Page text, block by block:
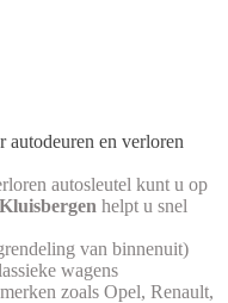
en verloren
autosleutel kunt u op
helpt u snel
van binnenuit)
wagens
zoals Opel, Renault,